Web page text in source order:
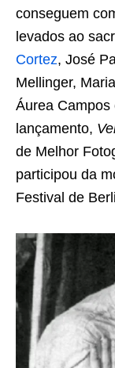
conseguem
levados ao
Cortez, José
Mellinger,
Áurea Campos
lançamento,
de Melhor
participou da
Festival de